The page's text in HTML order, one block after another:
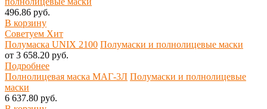
496.86 руб.
В корзину
Советуем Хит
Полумаска UNIX 2100 Полумаски и полнолицевые маски
от 3 658.20 руб.
Подробнее
Полнолицевая маска МАГ-3Л Полумаски и полнолицевые
маски
6 637.80 руб.